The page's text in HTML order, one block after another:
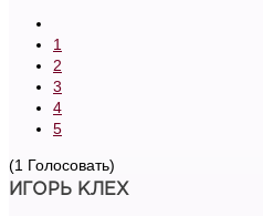
1
2
3
4
5
(1 Голосовать)
ИГОРЬ КЛЕХ